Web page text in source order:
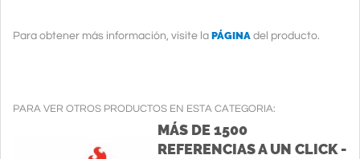
Para obtener más información, visite la PÁGINA del producto.
PARA VER OTROS PRODUCTOS EN ESTA CATEGORIA:
MÁS DE 1500
REFERENCIAS A UN CLICK -